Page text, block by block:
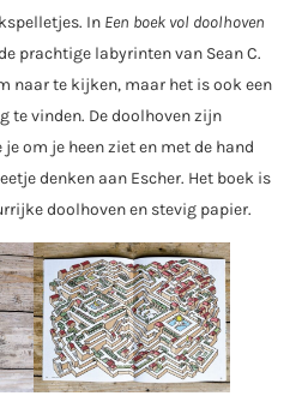
In Een boek vol doolhoven
prachtige labyrinten van Sean C.
naar te kijken, maar het is ook een
te vinden. De doolhoven zijn
om je heen ziet en met de hand
denken aan Escher. Het boek is
doolhoven en stevig papier.